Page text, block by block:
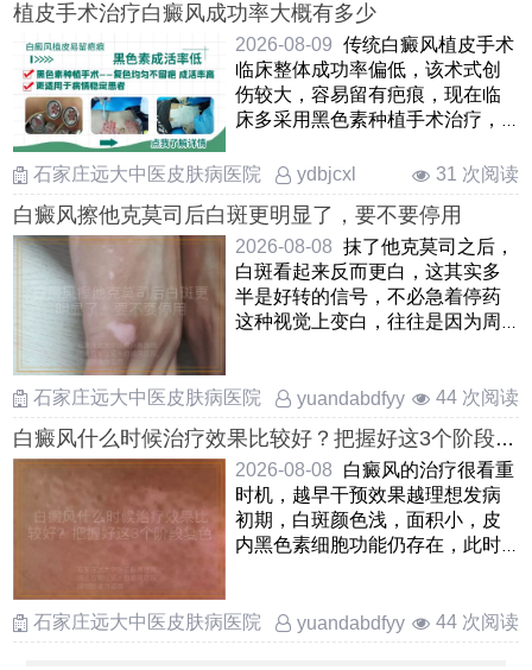
植皮手术治疗白癜风成功率大概有多少
2026-08-09 传统白癜风植皮手术
临床整体成功率偏低，该术式创
伤较大，容易留有疤痕，现在临
床多采用黑色素种植手术治疗，
……
石家庄远大中医皮肤病医院 ydbjcxl 31 次阅读
白癜风擦他克莫司后白斑更明显了，要不要停用
2026-08-08 抹了他克莫司之后，
白斑看起来反而更白，这其实多
半是好转的信号，不必急着停药
这种视觉上变白，往往是因为周
石家庄远大中医皮肤病医院
yuandabdfyy 44 次阅读
白癜风什么时候治疗效果比较好？把握好这3个阶段复
色更快
2026-08-08
白癜风的治疗很看重
时机，越早干预效果越理想发病
初期，白斑颜色浅，面积小，皮
内黑色素细胞功能仍存在，此时
石家庄远大中医皮肤病医院
yuandabdfyy 44 次阅读